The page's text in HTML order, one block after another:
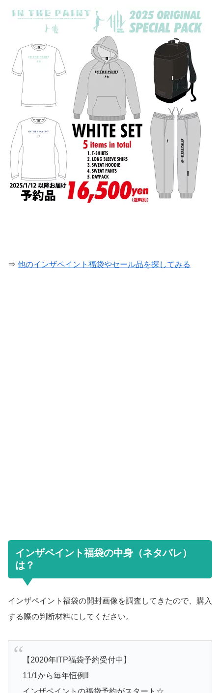
⇒ 他のインザペイント福袋やセール品を探してみる
インザペイント福袋の中身（ネタバレ）
は？
インザペイント福袋の開封画像を調査してきたので、購入
する際の判断材料にしてください。
【2020年ITP福袋予約受付中】
11/1から毎年恒例‼︎
インザペイントの福袋予約がスタート☆